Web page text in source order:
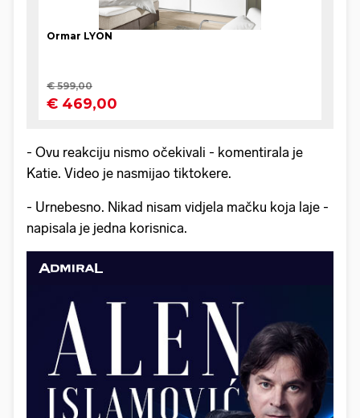
- Ovu reakciju nismo očekivali - komentirala je
Katie. Video je nasmijao tiktokere.
- Urnebesno. Nikad nisam vidjela mačku koja laje -
napisala je jedna korisnica.